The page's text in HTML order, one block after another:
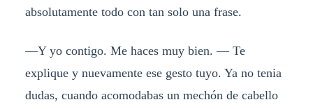
absolutamente todo con tan solo una frase.
—Y yo contigo. Me haces muy bien. — Te
explique y nuevamente ese gesto tuyo. Ya no tenia
dudas, cuando acomodabas un mechón de cabello